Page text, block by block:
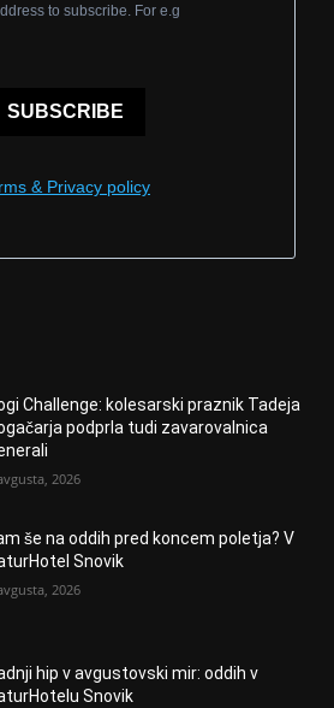
to subscribe. For e.g
SUBSCRIBE
& Privacy policy
Challenge: kolesarski praznik Tadeja
podprla tudi zavarovalnica
2026
še na oddih pred koncem poletja? V
Snovik
2026
hip v avgustovski mir: oddih v
Snovik